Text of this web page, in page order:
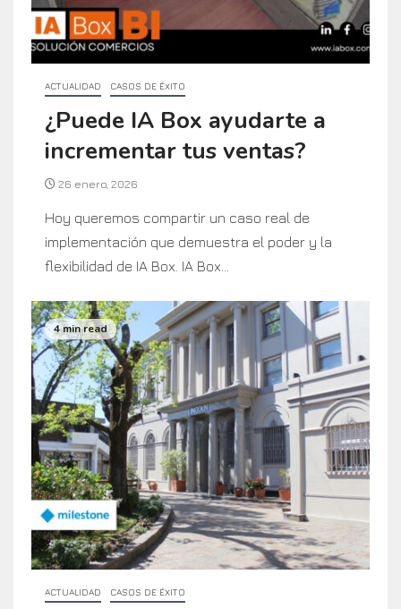
ACTUALIDAD CASOS DE ÉXITO
¿Puede IA Box ayudarte a
incrementar tus ventas?
26 enero, 2026
Hoy queremos compartir un caso real de
implementación que demuestra el poder y la
flexibilidad de IA Box. IA Box...
4 min read
ACTUALIDAD CASOS DE ÉXITO